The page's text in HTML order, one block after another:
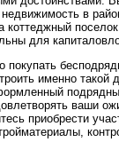
недвижимость в
коттеджный
для
покупать
именно такой
ваши
приобрести